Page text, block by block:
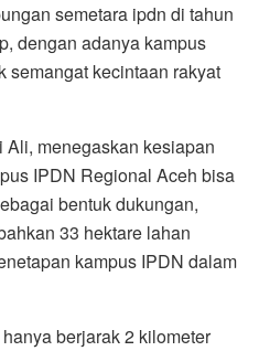
semetara ipdn di tahun
dengan adanya kampus
semangat kecintaan rakyat
menegaskan kesiapan
IPDN Regional Aceh bisa
bentuk dukungan,
33 hektare lahan
kampus IPDN dalam
berjarak 2 kilometer